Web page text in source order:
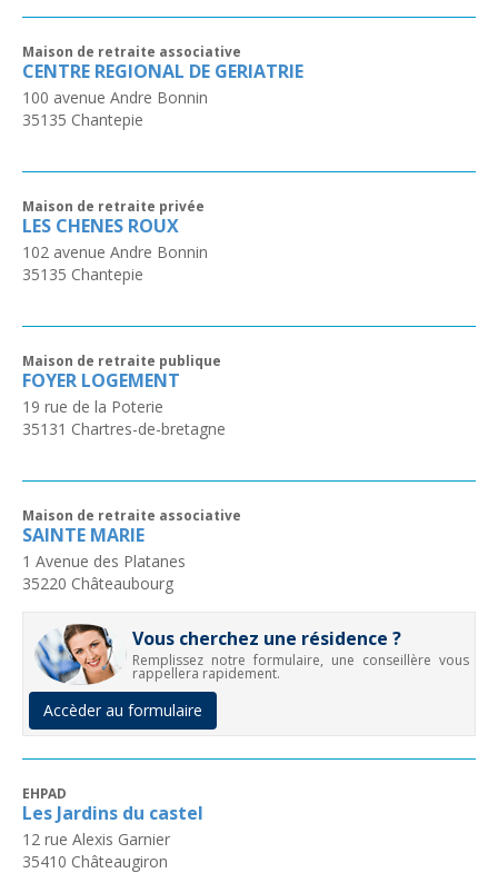
Maison de retraite associative
CENTRE REGIONAL DE GERIATRIE
100 avenue Andre Bonnin
35135 Chantepie
Maison de retraite privée
LES CHENES ROUX
102 avenue Andre Bonnin
35135 Chantepie
Maison de retraite publique
FOYER LOGEMENT
19 rue de la Poterie
35131 Chartres-de-bretagne
Maison de retraite associative
SAINTE MARIE
1 Avenue des Platanes
35220 Châteaubourg
Vous cherchez une résidence ?
Remplissez notre formulaire, une conseillère vous
rappellera rapidement.
Accèder au formulaire
EHPAD
Les Jardins du castel
12 rue Alexis Garnier
35410 Châteaugiron